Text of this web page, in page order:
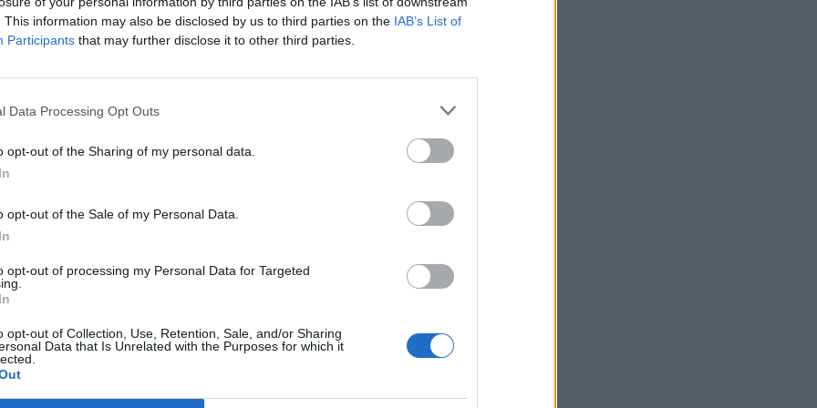
This information may also be disclosed by us to third parties on the IAB’s List of
Participants that may further disclose it to other third parties.
Data Processing Opt Outs
opt-out of the Sharing of my personal data.
opt-out of the Sale of my Personal Data.
opt-out of processing my Personal Data for Targeted
opt-out of Collection, Use, Retention, Sale, and/or Sharing
Data that Is Unrelated with the Purposes for which it
megszállt Krím Moszkva által kinevezett kormányzója a Telegramon azt írta, ukrán
helyettes mozdonyvezető életét vesztette a támadásban, a mozdonyvezető
utasoknak nem lett baja. A csapás után leállították a vonatközlekedést...
portfolio.hu hírarchívumához tartozik, melynek olvasása előfizetéses
cikkarchívum
elmúlt 2 év napon belüli
Előfizetés